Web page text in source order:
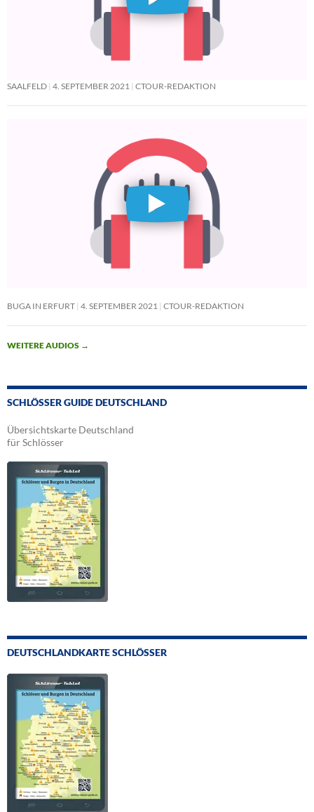
SAALFELD 4. SEPTEMBER 2021 CTOUR-REDAKTION
BUGA IN ERFURT 4. SEPTEMBER 2021 CTOUR-REDAKTION
WEITERE AUDIOS →
SCHLÖSSER GUIDE DEUTSCHLAND
Übersichtskarte Deutschland
für Schlösser
DEUTSCHLANDKARTE SCHLÖSSER